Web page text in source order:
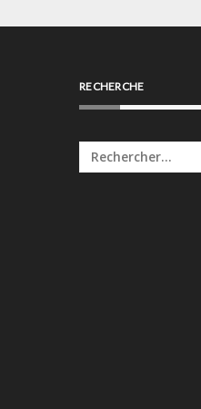
RECHERCHE
Rechercher :